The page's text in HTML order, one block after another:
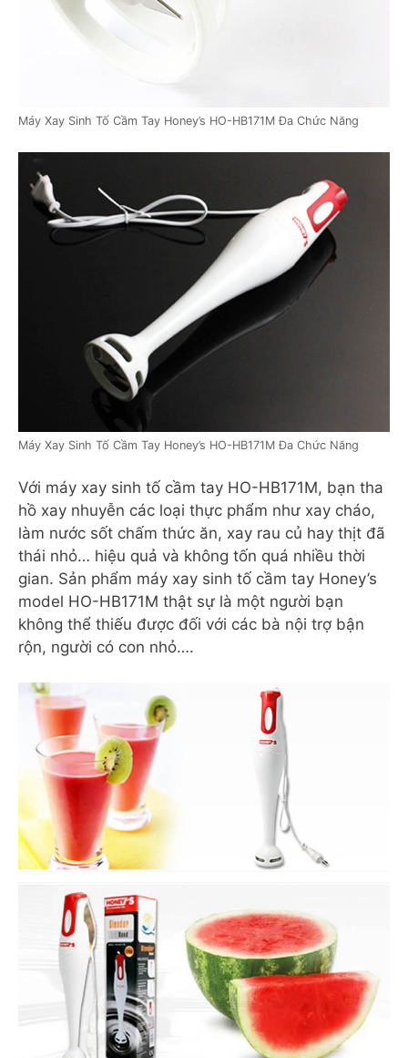
Máy Xay Sinh Tố Cầm Tay Honey’s HO-HB171M Đa Chức Năng
Máy Xay Sinh Tố Cầm Tay Honey’s HO-HB171M Đa Chức Năng
Với máy xay sinh tố cầm tay HO-HB171M, bạn tha
hồ xay nhuyễn các loại thực phẩm như xay cháo,
làm nước sốt chấm thức ăn, xay rau củ hay thịt đã
thái nhỏ… hiệu quả và không tốn quá nhiều thời
gian. Sản phẩm máy xay sinh tố cầm tay Honey’s
model HO-HB171M thật sự là một người bạn
không thể thiếu được đối với các bà nội trợ bận
rộn, người có con nhỏ….